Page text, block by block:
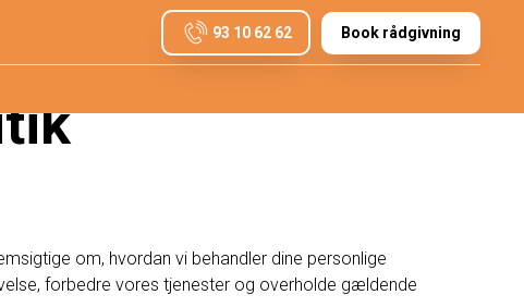
93 10 62 62 Book rådgivning
om, hvordan vi behandler dine personlige
forbedre vores tjenester og overholde gældende